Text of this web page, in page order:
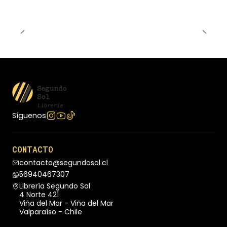
Síguenos
CONTACTO
contacto@segundosol.cl
56940467307
Librería Segundo Sol
4 Norte 421
Viña del Mar - Viña del Mar
Valparaíso - Chile